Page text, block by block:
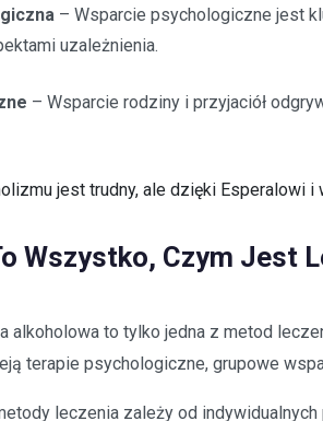
– Wsparcie psychologiczne jest
uzależnienia.
– Wsparcie rodziny i przyjaciół
jest trudny, ale dzięki Esperalowi
Wszystko, Czym Jest
alkoholowa to tylko jedna z metod
terapie psychologiczne, grupowe
leczenia zależy od